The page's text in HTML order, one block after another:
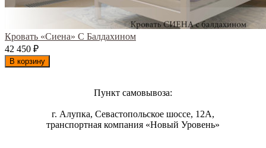
Кровать «Сиена» С Балдахином
42 450 ₽
В корзину
Пункт самовывоза:
г. Алупка, Севастопольское шоссе, 12А,
транспортная компания «Новый Уровень»